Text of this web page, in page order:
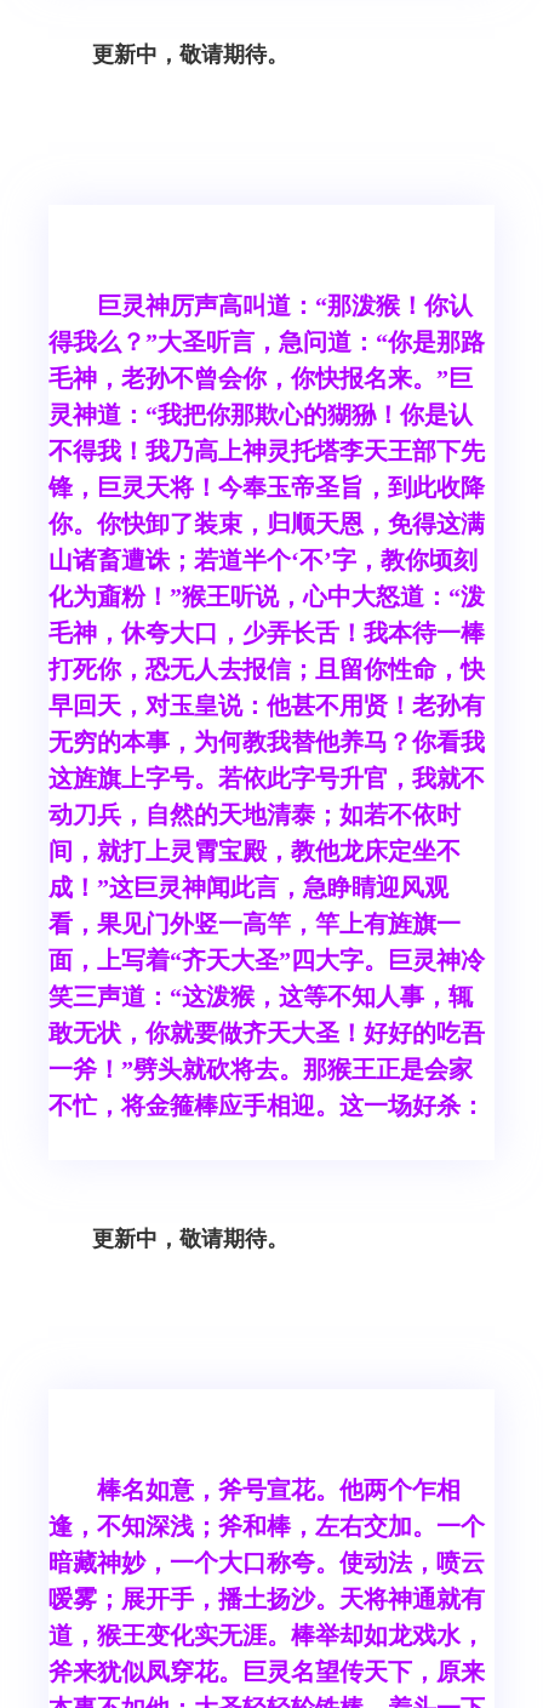
更新中，敬请期待。
巨灵神厉声高叫道：“那泼猴！你认
得我么？”大圣听言，急问道：“你是那路
毛神，老孙不曾会你，你快报名来。”巨
灵神道：“我把你那欺心的猢狲！你是认
不得我！我乃高上神灵托塔李天王部下先
锋，巨灵天将！今奉玉帝圣旨，到此收降
你。你快卸了装束，归顺天恩，免得这满
山诸畜遭诛；若道半个‘不’字，教你顷刻
化为齑粉！”猴王听说，心中大怒道：“泼
毛神，休夸大口，少弄长舌！我本待一棒
打死你，恐无人去报信；且留你性命，快
早回天，对玉皇说：他甚不用贤！老孙有
无穷的本事，为何教我替他养马？你看我
这旌旗上字号。若依此字号升官，我就不
动刀兵，自然的天地清泰；如若不依时
间，就打上灵霄宝殿，教他龙床定坐不
成！”这巨灵神闻此言，急睁睛迎风观
看，果见门外竖一高竿，竿上有旌旗一
面，上写着“齐天大圣”四大字。巨灵神冷
笑三声道：“这泼猴，这等不知人事，辄
敢无状，你就要做齐天大圣！好好的吃吾
一斧！”劈头就砍将去。那猴王正是会家
不忙，将金箍棒应手相迎。这一场好杀：
更新中，敬请期待。
棒名如意，斧号宣花。他两个乍相
逢，不知深浅；斧和棒，左右交加。一个
暗藏神妙，一个大口称夸。使动法，喷云
嗳雾；展开手，播土扬沙。天将神通就有
道，猴王变化实无涯。棒举却如龙戏水，
斧来犹似凤穿花。巨灵名望传天下，原来